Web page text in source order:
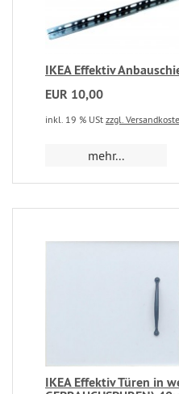
IKEA Effektiv
EUR 10,00
inkl. 19 % USt zzgl.
mehr...
IKEA Effektiv Türen in